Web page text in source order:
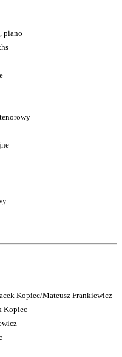
piano
Kopiec/Mateusz Frankiewicz
Kopiec